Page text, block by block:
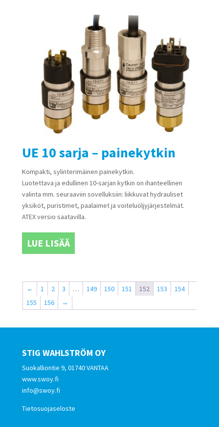
UE 10 sarja – painekytkin
Kompakti, sylinterimäinen painekytkin.
Luotettava ja edullinen 10-sarjan kytkin on ihanteellinen
valinta mm. seuraaviin sovelluksiin: liikkuvat hydrauliset
yksiköt, puristimet, paalaimet ja voiteluöljyjärjestelmät.
ATEX versio saatavilla.
LUE LISÄÄ
← 1 2 3 … 149 150 151 152 153
154
155
156 →
STIG WAHLSTRÖM OY
Suokalliontie 9, 01740 VANTAA
www.swoy.fi
info@swoy.fi
Tietosuojaseloste